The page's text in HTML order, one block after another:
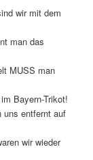
wir mit dem
man das
MUSS man
Bayern-Trikot!
uns entfernt auf
wir wieder